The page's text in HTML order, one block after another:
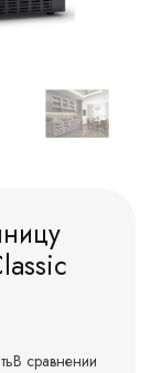
В сравнении